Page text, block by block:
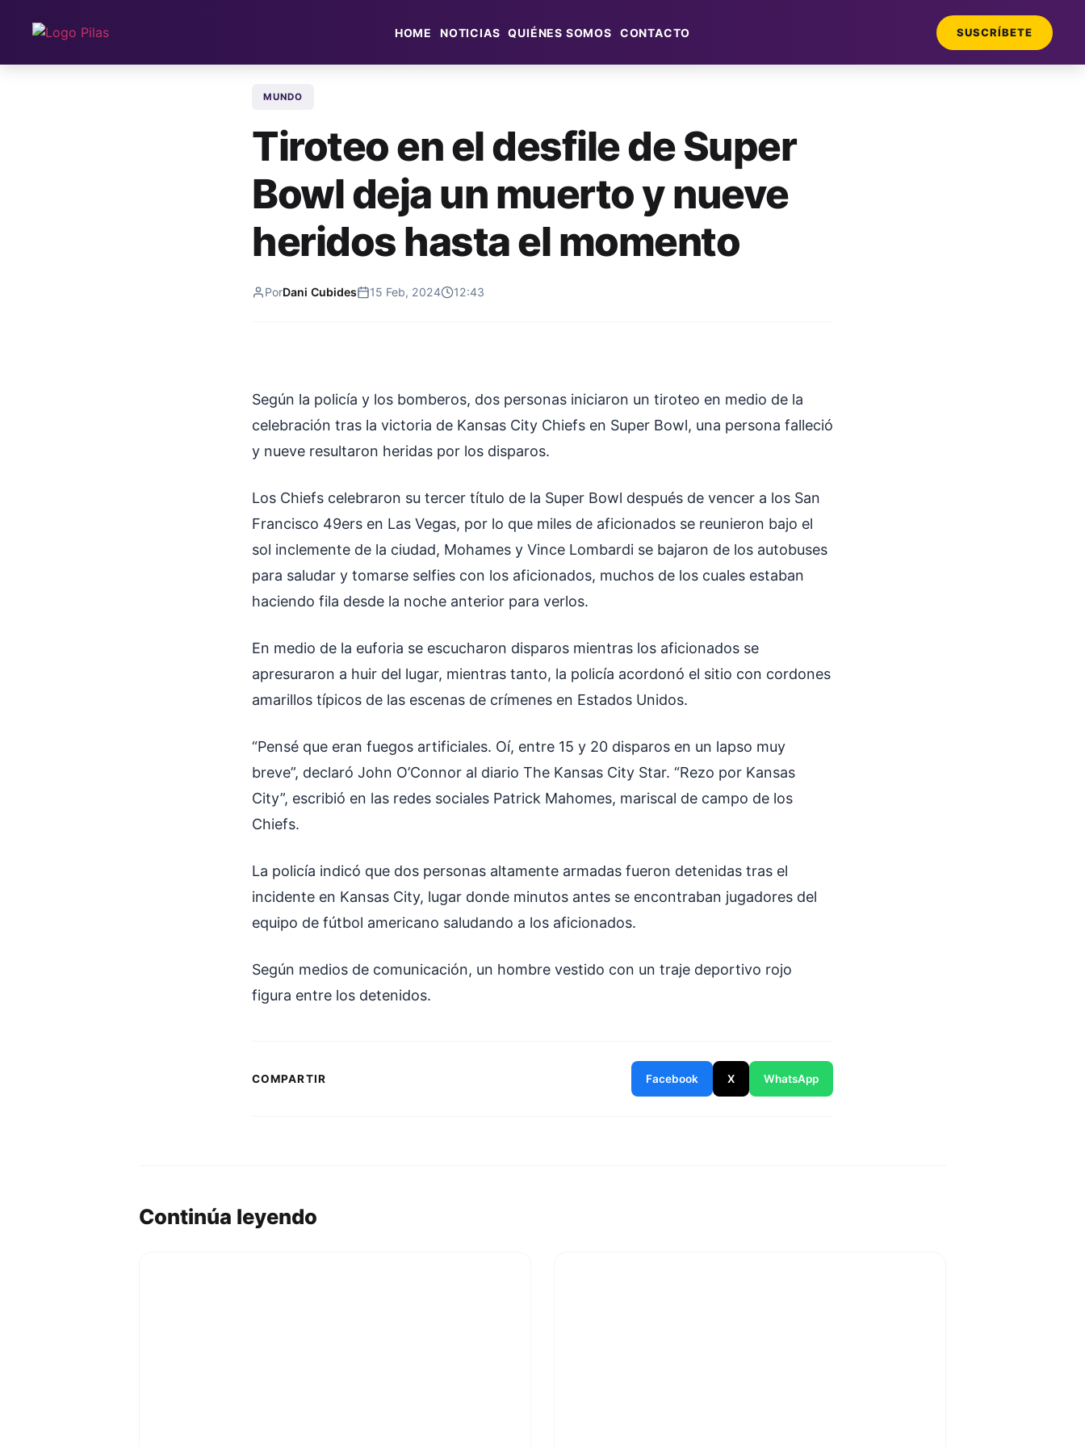
HOME NOTICIAS QUIÉNES SOMOS CONTACTO SUSCRÍBETE
MUNDO
Tiroteo en el desfile de Super
Bowl deja un muerto y nueve
heridos hasta el momento
PorDani Cubides 15 Feb, 2024 12:43
Según la policía y los bomberos, dos personas iniciaron un tiroteo en medio de la
celebración tras la victoria de Kansas City Chiefs en Super Bowl, una persona falleció
y nueve resultaron heridas por los disparos.
Los Chiefs celebraron su tercer título de la Super Bowl después de vencer a los San
Francisco 49ers en Las Vegas, por lo que miles de aficionados se reunieron bajo el
sol inclemente de la ciudad, Mohames y Vince Lombardi se bajaron de los autobuses
para saludar y tomarse selfies con los aficionados, muchos de los cuales estaban
haciendo fila desde la noche anterior para verlos.
En medio de la euforia se escucharon disparos mientras los aficionados se
apresuraron a huir del lugar, mientras tanto, la policía acordonó el sitio con cordones
amarillos típicos de las escenas de crímenes en Estados Unidos.
“Pensé que eran fuegos artificiales. Oí, entre 15 y 20 disparos en un lapso muy
breve”, declaró John O’Connor al diario The Kansas City Star. “Rezo por Kansas
City”, escribió en las redes sociales Patrick Mahomes, mariscal de campo de los
Chiefs.
La policía indicó que dos personas altamente armadas fueron detenidas tras el
incidente en Kansas City, lugar donde minutos antes se encontraban jugadores del
equipo de fútbol americano saludando a los aficionados.
Según medios de comunicación, un hombre vestido con un traje deportivo rojo
figura entre los detenidos.
COMPARTIR Facebook X WhatsApp
Continúa leyendo